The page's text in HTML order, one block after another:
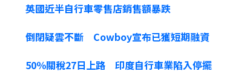
英國近半自行車零售店銷售額暴跌
倒閉疑雲不斷 Cowboy宣布已獲短期融資
50％關稅27日上路 印度自行車業陷入停擺